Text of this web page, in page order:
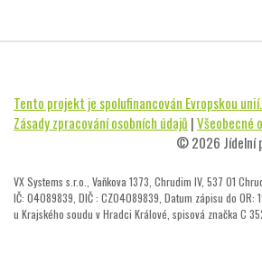
Tento projekt je spolufinancován Evropskou unií.
Zásady zpracování osobních údajů |Všeobecné
© 2026 Jídelní
VX Systems s.r.o., Vaňkova 1373, Chrudim IV, 537 01
IČ: 04089839, DIČ : CZ04089839, Datum zápisu do OR:
u Krajského soudu v Hradci Králové, spisová značka C